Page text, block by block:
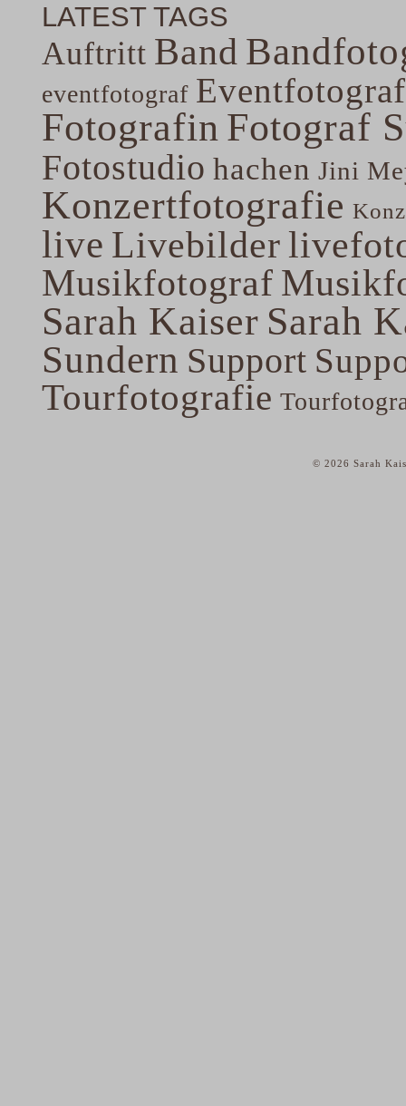
LATEST TAGS
Auftritt Band
eventfotograf
Fotografin Fotograf
Fotostudio hachen Jini
Konzertfotografie
live Livebilder
Musikfotograf
Sarah Kaiser Sarah
Sundern Support
Tourfotografie
© 2026 Sarah